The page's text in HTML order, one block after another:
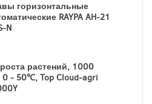
горизонтальные
RAYPA AH-21
N
растений, 1000
- 50℃, Top Cloud-agri